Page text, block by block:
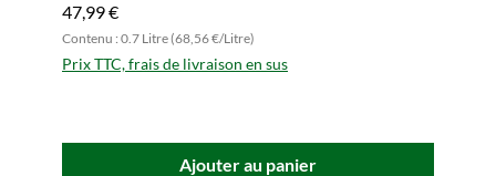
47,99 €
Contenu : 0.7 Litre (68,56 €/Litre)
Prix TTC, frais de livraison en sus
Ajouter au panier